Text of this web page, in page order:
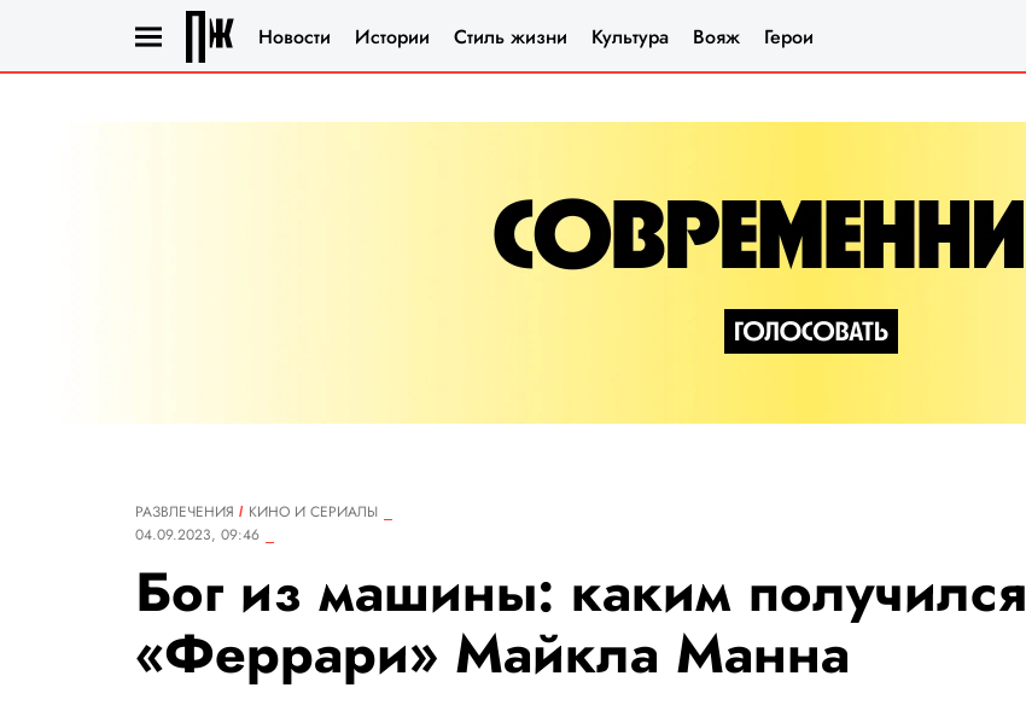
Новости Истории Стиль жизни Культура Вояж Герои
РАЗВЛЕЧЕНИЯ
КИНО И СЕРИАЛЫ
04.09.2023, 09:46
Бог из машины: каким получился
«Феррари» Майкла Манна